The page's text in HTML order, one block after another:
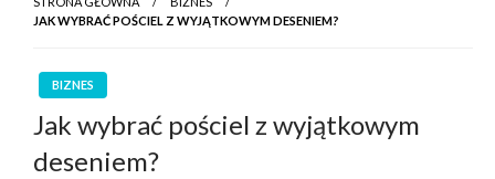
JAK WYBRAĆ POŚCIEL Z WYJĄTKOWYM DESENIEM?
BIZNES
Jak wybrać pościel z wyjątkowym
deseniem?